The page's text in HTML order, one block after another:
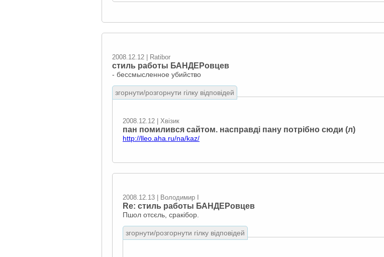
2008.12.12 | Ratibor
стиль работы БАНДЕРовцев
- бессмысленное убийство
згорнути/розгорнути гілку відповідей
2008.12.12 | Хвізик
пан помилився сайтом. насправді пану потрібно сюди (л)
http://lleo.aha.ru/na/kaz/
2008.12.13 | Володимир I
Re: стиль работы БАНДЕРовцев
Пшол отсєль, сракібор.
згорнути/розгорнути гілку відповідей